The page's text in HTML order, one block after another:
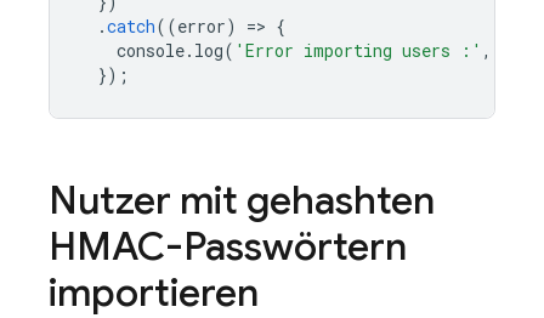
.catch((error) => {
console. log( 'Error importing users :' ,
});
Nutzer mit gehashten
HMAC-Passwörtern
importieren